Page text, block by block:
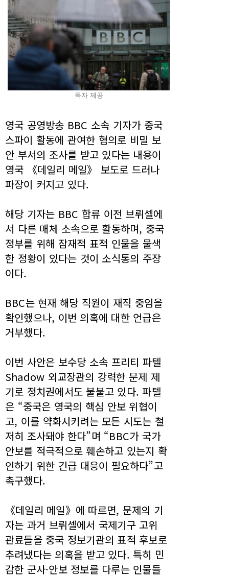
독자 제공
영국 공영방송 BBC 소속 기자가 중국
스파이 활동에 관여한 혐의로 비밀 보
안 부서의 조사를 받고 있다는 내용이
영국 《데일리 메일》 보도로 드러나
파장이 커지고 있다.
해당 기자는 BBC 합류 이전 브뤼셀에
서 다른 매체 소속으로 활동하며, 중국
정부를 위해 잠재적 표적 인물을 물색
한 정황이 있다는 것이 소식통의 주장
이다.
BBC는 현재 해당 직원이 재직 중임을
확인했으나, 이번 의혹에 대한 언급은
거부했다.
이번 사안은 보수당 소속 프리티 파텔
Shadow 외교장관의 강력한 문제 제
기로 정치권에서도 불붙고 있다. 파텔
은 “중국은 영국의 핵심 안보 위협이
고, 이를 약화시키려는 모든 시도는 철
저히 조사돼야 한다”며 “BBC가 국가
안보를 적극적으로 훼손하고 있는지 확
인하기 위한 긴급 대응이 필요하다”고
촉구했다.
《데일리 메일》에 따르면, 문제의 기
자는 과거 브뤼셀에서 국제기구 고위
관료들을 중국 정보기관의 표적 후보로
추려냈다는 의혹을 받고 있다. 특히 민
감한 군사·안보 정보를 다루는 인물들